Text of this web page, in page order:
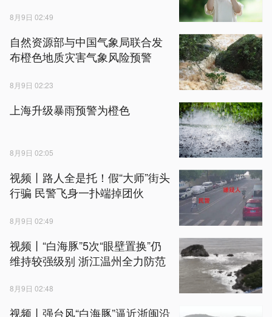
8月9日 02:49
自然资源部与中国气象局联合发
布橙色地质灾害气象风险预警
8月9日 02:23
上海升级暴雨预警为橙色
8月9日 02:05
视频丨路人全是托！假“大师”街头
行骗 民警飞身一扑端掉团伙
8月9日 02:49
视频丨“白海豚”5次“眼壁置换”仍
维持较强级别 浙江温州全力防范
8月9日 02:48
视频丨强台风“白海豚”逼近浙闽沿